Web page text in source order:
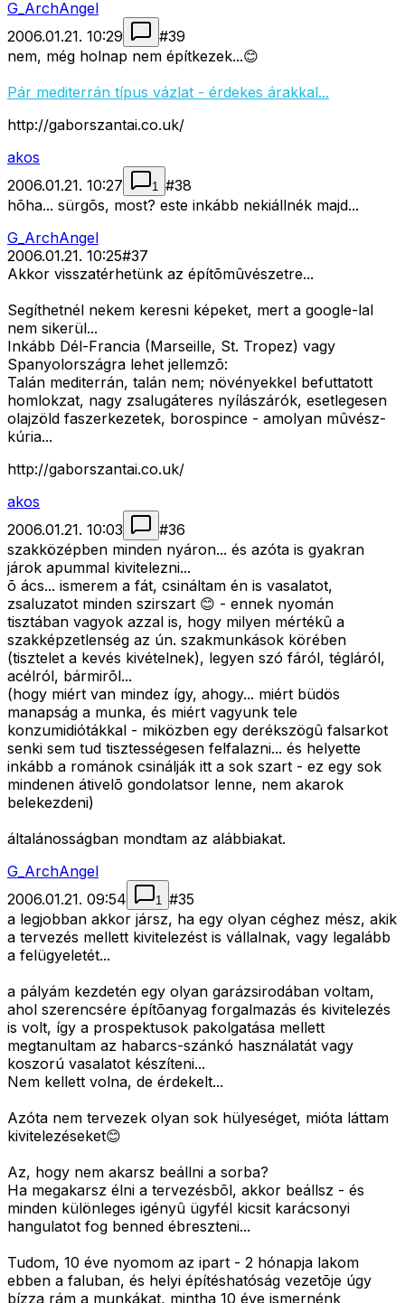
G_ArchAngel
2006.01.21. 10:29
#39
nem, még holnap nem építkezek...😊
Pár mediterrán típus vázlat - érdekes árakkal...
http://gaborszantai.co.uk/
akos
2006.01.21. 10:27
1 #38
hõha... sürgõs, most? este inkább nekiállnék majd...
G_ArchAngel
2006.01.21. 10:25#37
Akkor visszatérhetünk az építõmûvészetre...
Segíthetnél nekem keresni képeket, mert a google-lal
nem sikerül...
Inkább Dél-Francia (Marseille, St. Tropez) vagy
Spanyolországra lehet jellemzõ:
Talán mediterrán, talán nem; növényekkel befuttatott
homlokzat, nagy zsalugáteres nyílászárók, esetlegesen
olajzöld faszerkezetek, borospince - amolyan mûvész-
kúria...
http://gaborszantai.co.uk/
akos
2006.01.21. 10:03
#36
szakközépben minden nyáron... és azóta is gyakran
járok apummal kivitelezni...
õ ács... ismerem a fát, csináltam én is vasalatot,
zsaluzatot minden szirszart 😊 - ennek nyomán
tisztában vagyok azzal is, hogy milyen mértékû a
szakképzetlenség az ún. szakmunkások körében
(tisztelet a kevés kivételnek), legyen szó fáról, tégláról,
acélról, bármirõl...
(hogy miért van mindez így, ahogy... miért büdös
manapság a munka, és miért vagyunk tele
konzumidiótákkal - miközben egy derékszögû falsarkot
senki sem tud tisztességesen felfalazni... és helyette
inkább a románok csinálják itt a sok szart - ez egy sok
mindenen átivelõ gondolatsor lenne, nem akarok
belekezdeni)
általánosságban mondtam az alábbiakat.
G_ArchAngel
2006.01.21. 09:54
1 #35
a legjobban akkor jársz, ha egy olyan céghez mész, akik
a tervezés mellett kivitelezést is vállalnak, vagy legalább
a felügyeletét...
a pályám kezdetén egy olyan garázsirodában voltam,
ahol szerencsére építõanyag forgalmazás és kivitelezés
is volt, így a prospektusok pakolgatása mellett
megtanultam az habarcs-szánkó használatát vagy
koszorú vasalatot készíteni...
Nem kellett volna, de érdekelt...
Azóta nem tervezek olyan sok hülyeséget, mióta láttam
kivitelezéseket😊
Az, hogy nem akarsz beállni a sorba?
Ha megakarsz élni a tervezésbõl, akkor beállsz - és
minden különleges igényû ügyfél kicsit karácsonyi
hangulatot fog benned ébreszteni...
Tudom, 10 éve nyomom az ipart - 2 hónapja lakom
ebben a faluban, és helyi építéshatóság vezetõje úgy
bízza rám a munkákat, mintha 10 éve ismernénk